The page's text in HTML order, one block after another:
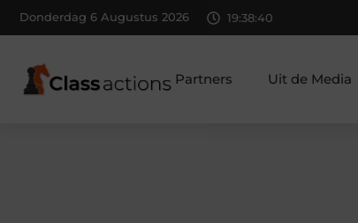
Donderdag 6 Augustus 2026 19:38:41
Partners Uit de Media